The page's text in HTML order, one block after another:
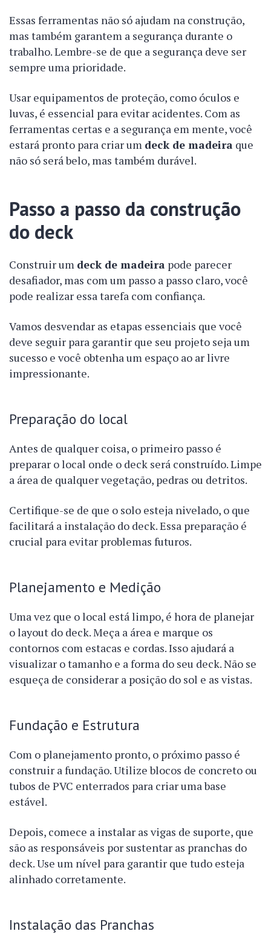
Essas ferramentas não só ajudam na construção,
mas também garantem a segurança durante o
trabalho. Lembre-se de que a segurança deve ser
sempre uma prioridade.
Usar equipamentos de proteção, como óculos e
luvas, é essencial para evitar acidentes. Com as
ferramentas certas e a segurança em mente, você
estará pronto para criar um deck de madeira que
não só será belo, mas também durável.
Passo a passo da construção
do deck
Construir um deck de madeira pode parecer
desafiador, mas com um passo a passo claro, você
pode realizar essa tarefa com confiança.
Vamos desvendar as etapas essenciais que você
deve seguir para garantir que seu projeto seja um
sucesso e você obtenha um espaço ao ar livre
impressionante.
Preparação do local
Antes de qualquer coisa, o primeiro passo é
preparar o local onde o deck será construído. Limpe
a área de qualquer vegetação, pedras ou detritos.
Certifique-se de que o solo esteja nivelado, o que
facilitará a instalação do deck. Essa preparação é
crucial para evitar problemas futuros.
Planejamento e Medição
Uma vez que o local está limpo, é hora de planejar
o layout do deck. Meça a área e marque os
contornos com estacas e cordas. Isso ajudará a
visualizar o tamanho e a forma do seu deck. Não se
esqueça de considerar a posição do sol e as vistas.
Fundação e Estrutura
Com o planejamento pronto, o próximo passo é
construir a fundação. Utilize blocos de concreto ou
tubos de PVC enterrados para criar uma base
estável.
Depois, comece a instalar as vigas de suporte, que
são as responsáveis por sustentar as pranchas do
deck. Use um nível para garantir que tudo esteja
alinhado corretamente.
Instalação das Pranchas